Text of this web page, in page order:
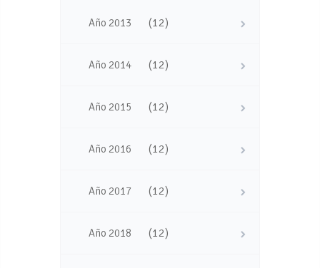
Año 2013 (12)
Año 2014 (12)
Año 2015 (12)
Año 2016 (12)
Año 2017 (12)
Año 2018 (12)